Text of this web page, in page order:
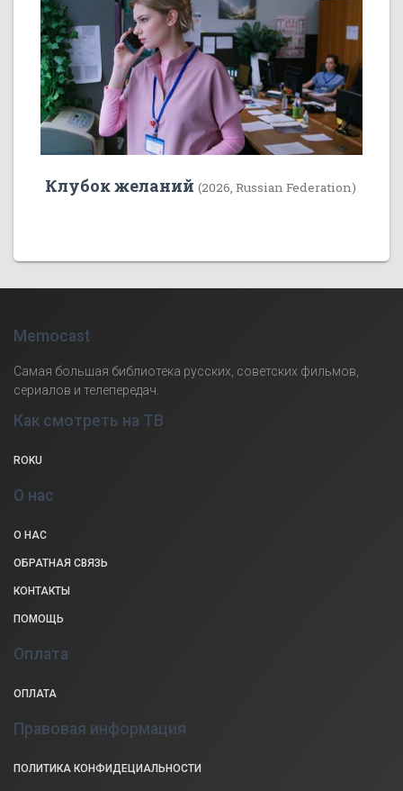
Клубок желаний (2026, Russian Federation)
Memocast
Самая большая библиотека русских, советских фильмов,
сериалов и телепередач.
Как смотреть на ТВ
ROKU
О нас
О НАС
ОБРАТНАЯ СВЯЗЬ
КОНТАКТЫ
ПОМОЩЬ
Оплата
ОПЛАТА
Правовая информация
ПОЛИТИКА КОНФИДЕЦИАЛЬНОСТИ